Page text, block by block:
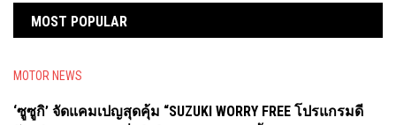
MOST POPULAR
MOTOR NEWS
‘ซูซูกิ’ จัดแคมเปญสุดคุ้ม “SUZUKI WORRY FREE โปรแกรมดี